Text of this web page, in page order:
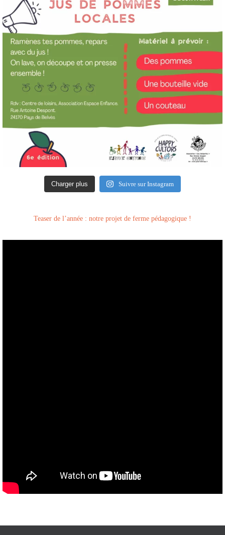
Charger plus Suivre sur Instagram
Teaser de l’année : notre projet de ferme pédagogique !